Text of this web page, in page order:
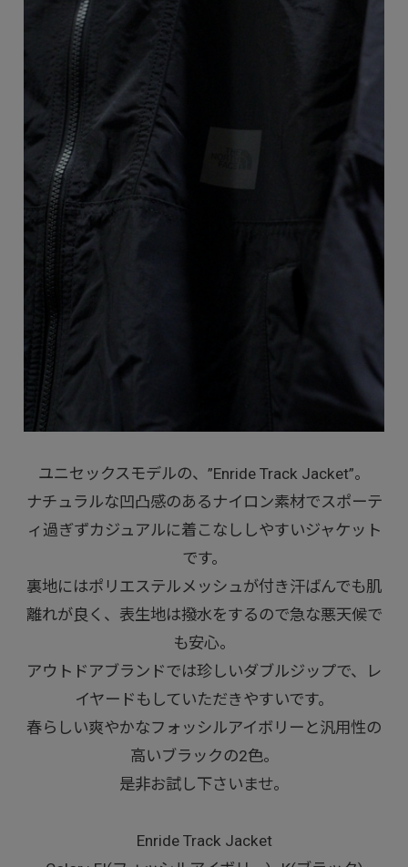
ユニセックスモデルの、”Enride Track Jacket”。
ナチュラルな凹凸感のあるナイロン素材でスポーテ
ィ過ぎずカジュアルに着こなししやすいジャケット
です。
裏地にはポリエステルメッシュが付き汗ばんでも肌
離れが良く、表生地は撥水をするので急な悪天候で
も安心。
アウトドアブランドでは珍しいダブルジップで、レ
イヤードもしていただきやすいです。
春らしい爽やかなフォッシルアイボリーと汎用性の
高いブラックの2色。
是非お試し下さいませ。
Enride Track Jacket